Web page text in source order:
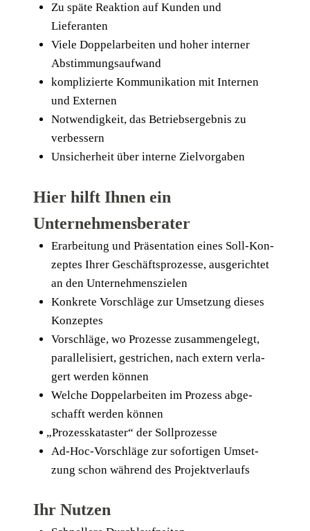
Zu spä­te Reak­ti­on auf Kun­den und
Lieferanten
Vie­le Dop­pel­ar­bei­ten und hoher inter­ner
Abstimmungsaufwand
kom­pli­zier­te Kom­mu­ni­ka­ti­on mit Inter­nen
und Externen
Not­wen­dig­keit, das Betriebs­er­geb­nis zu
verbessern
Unsi­cher­heit über inter­ne Zielvorgaben
Hier hilft Ihnen ein
Unternehmensberater
Erar­bei­tung und Prä­sen­ta­ti­on eines Soll-Kon­
zep­tes Ihrer Geschäfts­pro­zes­se, aus­ge­rich­tet
an den Unternehmenszielen
Kon­kre­te Vor­schlä­ge zur Umset­zung die­ses
Konzeptes
Vor­schlä­ge, wo Pro­zes­se zusam­men­ge­legt,
par­al­le­li­siert, gestri­chen, nach extern ver­la­
gert wer­den können
Wel­che Dop­pel­ar­bei­ten im Pro­zess abge­
schafft wer­den können
„Pro­zess­ka­tas­ter“ der Sollprozesse
Ad-Hoc-Vor­schlä­ge zur sofor­ti­gen Umset­
zung schon wäh­rend des Projektverlaufs
Ihr Nutzen